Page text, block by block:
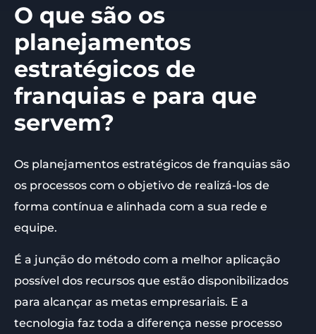
O que são os
planejamentos
estratégicos de
franquias e para que
servem?
Os planejamentos estratégicos de franquias são
os processos com o objetivo de realizá-los de
forma contínua e alinhada com a sua rede e
equipe.
É a junção do método com a melhor aplicação
possível dos recursos que estão disponibilizados
para alcançar as metas empresariais. E a
tecnologia faz toda a diferença nesse processo